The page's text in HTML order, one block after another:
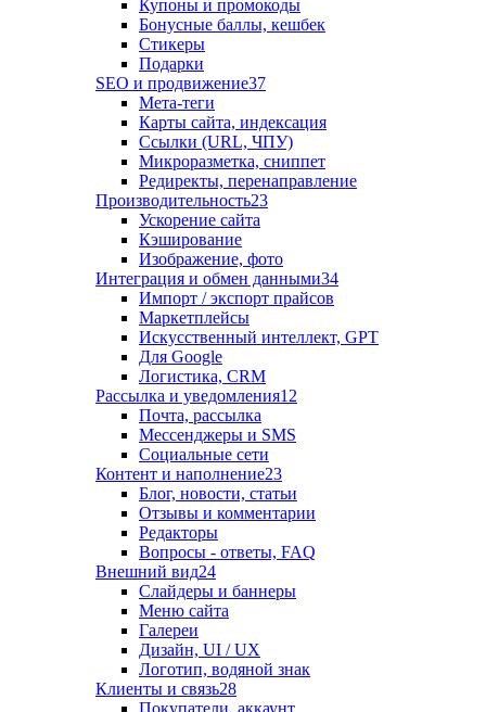
Купоны и промокоды
Бонусные баллы, кешбек
Стикеры
Подарки
SEO и продвижение37
Мета-теги
Карты сайта, индексация
Ссылки (URL, ЧПУ)
Микроразметка, сниппет
Редиректы, перенаправление
Производительность23
Ускорение сайта
Кэширование
Изображение, фото
Интеграция и обмен данными34
Импорт / экспорт прайсов
Маркетплейсы
Искусственный интеллект, GPT
Для Google
Логистика, CRM
Рассылка и уведомления12
Почта, рассылка
Мессенджеры и SMS
Социальные сети
Контент и наполнение23
Блог, новости, статьи
Отзывы и комментарии
Редакторы
Вопросы - ответы, FAQ
Внешний вид24
Слайдеры и баннеры
Меню сайта
Галереи
Дизайн, UI / UX
Логотип, водяной знак
Клиенты и связь28